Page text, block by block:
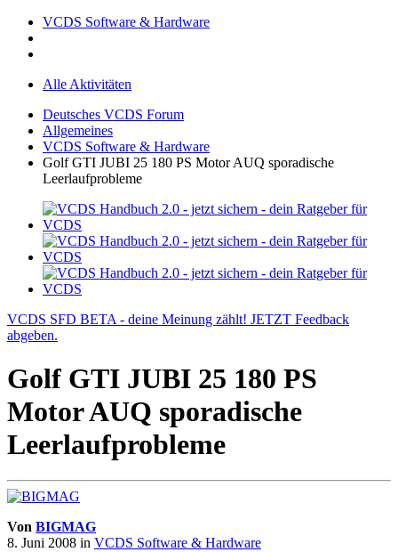
VCDS Software & Hardware
Alle Aktivitäten
Deutsches VCDS Forum
Allgemeines
VCDS Software & Hardware
Golf GTI JUBI 25 180 PS Motor AUQ sporadische
Leerlaufprobleme
VCDS SFD BETA - deine Meinung zählt! JETZT Feedback
abgeben.
Golf GTI JUBI 25 180 PS
Motor AUQ sporadische
Leerlaufprobleme
Von BIGMAG
8. Juni 2008 in VCDS Software & Hardware